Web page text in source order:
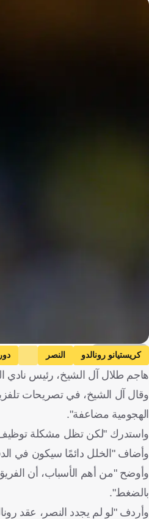
Getty Images
كريستيانو رونالدو النصر
هاجم طلال آل الشيخ، رئيس نادي
وقال آل الشيخ، في تصريحات
الهجومية مضاعفة".
واستدرك "لكن تظل مشكلة توظيف
وأضاف "الخلل دائمًا سيكون في
وأوضح "من أهم الأسباب، أن
بالضغط".
وأردف "لو لم يجدد النصر، عقد